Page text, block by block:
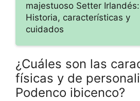
majestuoso Setter Irlandés:
Historia, características y
cuidados
¿Cuáles son las
físicas y de
Podenco ibicenco?